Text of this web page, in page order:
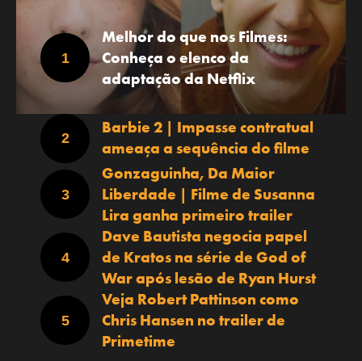
Melhor do que nos Filmes:
Conheça o elenco da
adaptação da Netflix
Barbie 2 | Impasse contratual
ameaça a sequência do filme
Gonzaguinha, Da Maior
Liberdade | Filme de Susanna
Lira ganha primeiro trailer
Dave Bautista negocia papel
de Kratos na série de God of
War após lesão de Ryan Hurst
Veja Robert Pattinson como
Chris Hansen no trailer de
Primetime